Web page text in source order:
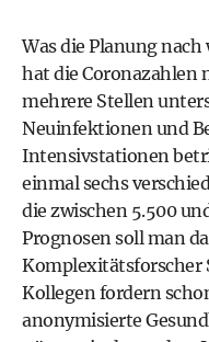
Was die Planung
hat die Coronazahlen
mehrere Stellen
Neuinfektionen und
Intensivstationen
einmal sechs
die zwischen 5.500
Prognosen soll man
Komplexitätsforscher
Kollegen fordern
anonymisierte